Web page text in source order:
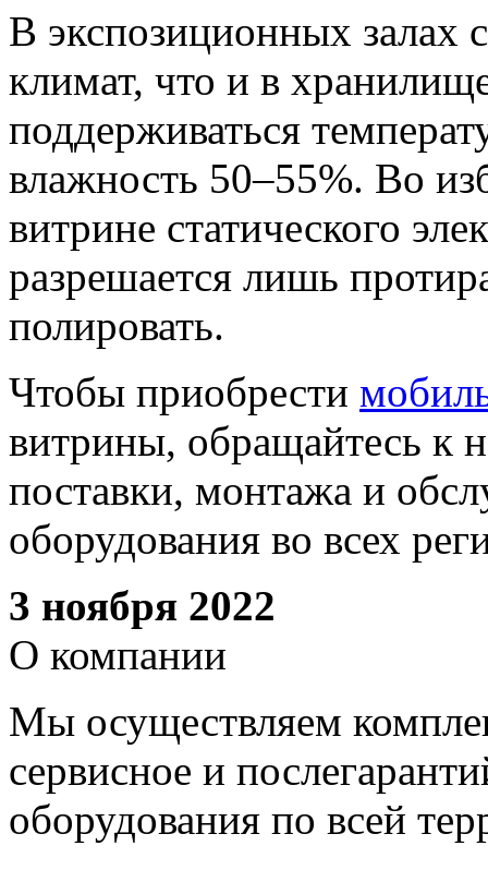
В экспозиционных залах
климат, что и в
поддерживаться
влажность 50–55%. Во
витрине статического
разрешается лишь
полировать.
Чтобы приобрести
витрины, обращайтесь к
поставки, монтажа и
оборудования во всех
3 ноября 2022
О компании
Мы осуществляем
сервисное и
оборудования по всей